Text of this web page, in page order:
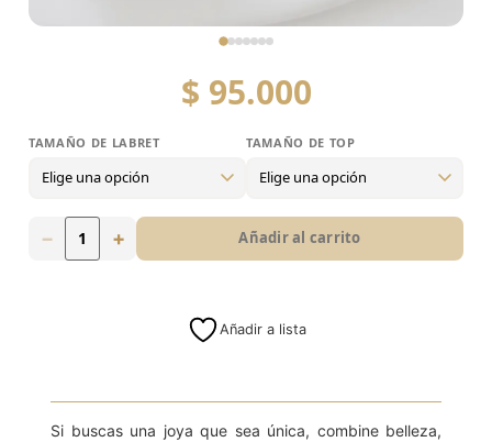
$ 95.000
5mm (XS) 7mm (M) 8mm (L)
TAMAÑO DE LABRET TAMAÑO DE TOP
− + Añadir al carrito
Añadir a lista
Si buscas una joya que sea única, combine belleza,